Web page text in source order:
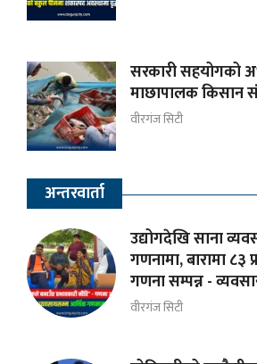
सरकारी सहयोगको
माछापालक किसान
वीरगंज सिटी
अन्तरवार्ता
उद्योगदेखि साना
गणनामा, बारामा ८३
गणना सम्पन्न -
वीरगंज सिटी